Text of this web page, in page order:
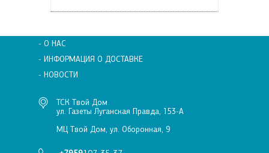
- О НАС
- ИНФОРМАЦИЯ О ДОСТАВКЕ
- НОВОСТИ
ТСК Твой Дом
ул. Газеты Луганская Правда, 153-А
МЦ Твой Дом, ул. Оборонная, 9